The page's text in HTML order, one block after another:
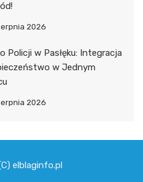
2026
Policji w Pasłęku: Integracja
w Jednym
2026
elblaginfo.pl